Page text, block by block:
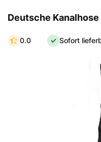
Deutsche
0.0 Sofort